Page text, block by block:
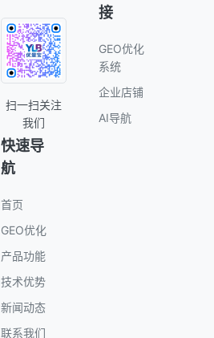
扫一扫关注
我们
接
GEO优化
系统
企业店铺
AI导航
快速导
航
首页
GEO优化
产品功能
技术优势
新闻动态
联系我们